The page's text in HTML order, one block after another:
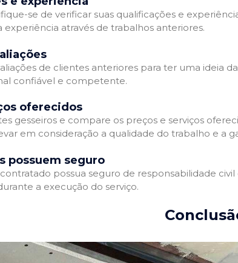
se de verificar suas qualificações e
através de trabalhos anteriores.
de clientes anteriores para ter uma ideia
confiável e competente.
oferecidos
gesseiros e compare os preços e serviços
em consideração a qualidade do trabalho e a
possuem seguro
possua seguro de responsabilidade
a execução do serviço.